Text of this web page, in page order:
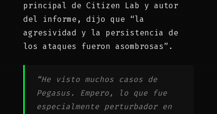
principal de Citizen Lab y autor
del informe, dijo que “la
agresividad y la persistencia de
los ataques fueron asombrosas”.
“He visto muchos casos de
Pegasus. Empero, lo que fue
especialmente perturbador en